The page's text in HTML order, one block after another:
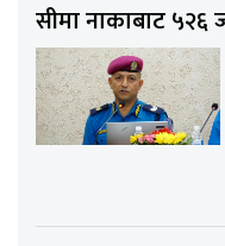
सीमा नाकाबाट ५२६